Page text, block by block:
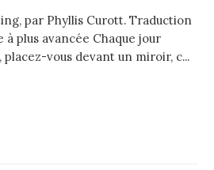
par Phyllis Curott. Traduction
à plus avancée Chaque jour
vous devant un miroir, c...